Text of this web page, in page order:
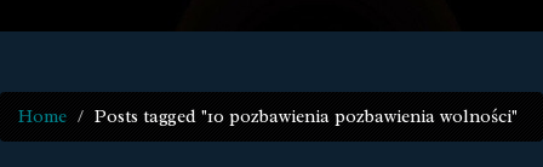
Home Posts tagged "10 pozbawienia pozbawienia wolności"